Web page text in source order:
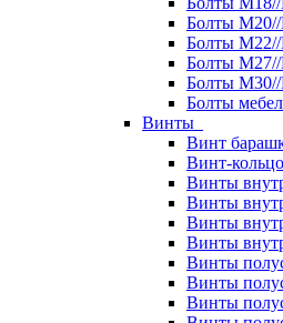
Болты
Болты
Болты
Болты
Болты
Винты
Винт
Винт-кольцо
Винты
Винты
Винты
Винты
Винты
Винты
Винты